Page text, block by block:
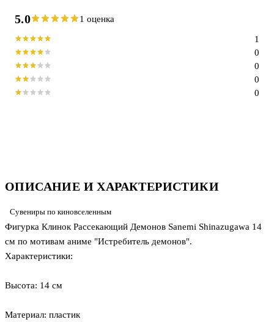
ОПИСАНИЕ И ХАРАКТЕРИСТИКИ
Сувениры по киновселенным
Фигурка Клинок Рассекающий Демонов Sanemi Shinazugawa 14
см по мотивам аниме "Истребитель демонов".
Характеристики:
Высота: 14 см
Материал: пластик
5.0 1 оценка
0
0
0
0
1